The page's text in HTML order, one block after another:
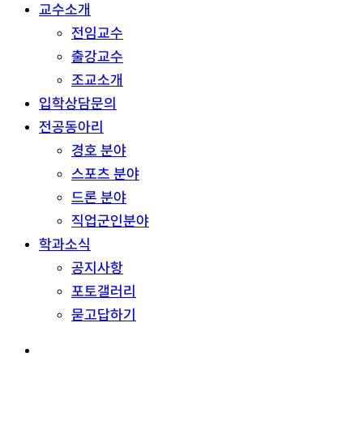
교수소개
전임교수
출강교수
조교소개
입학상담문의
전공동아리
경호 분야
스포츠 분야
드론 분야
직업군인분야
학과소식
공지사항
포토갤러리
묻고답하기